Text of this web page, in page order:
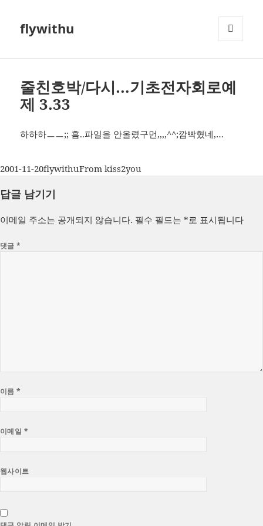
flywithu
줄친호박/다시…기초전자회로예
제 3.33
하하하ㅡㅡ;; 흠..파일을 안올렸구먼,,,,^^;깜빡혔네,…
작
일
2001-11-20글
이
flywithu카
From kiss2you
답글 남기기
이메일 주소는 공개되지 않습니다. 필수 필드는 *로 표시됩니다
댓글*
이름*
이메일 *
웹사이트